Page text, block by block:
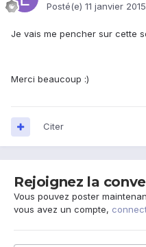
Posté(e) 11 janvier 2015
Je vais me pencher sur cette
Merci beaucoup :)
Citer
Rejoignez la
Vous pouvez poster
vous avez un compte,